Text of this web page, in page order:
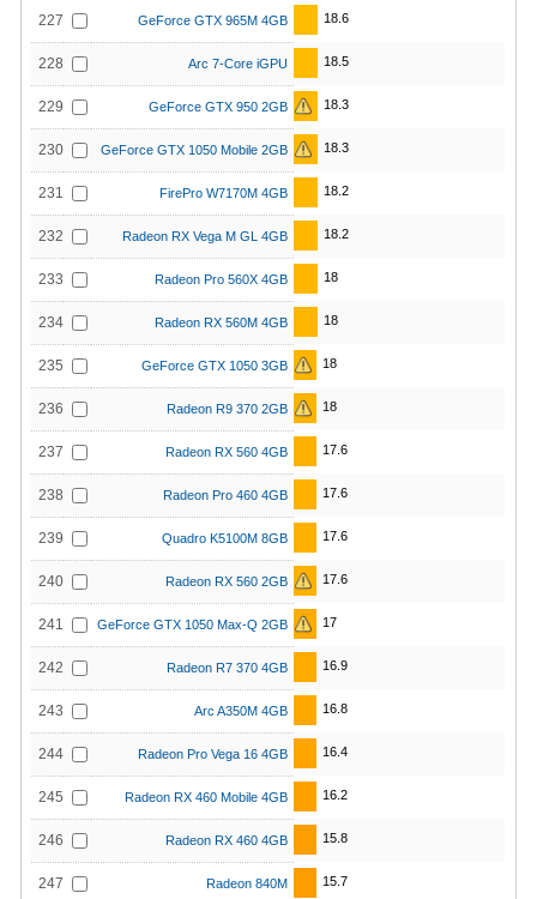
227 GeForce GTX 965M 4GB 18.6
228 Arc 7-Core iGPU 18.5
229 GeForce GTX 950 2GB 18.3
230 GeForce GTX 1050 Mobile 2GB 18.3
231 FirePro W7170M 4GB 18.2
232 Radeon RX Vega M GL 4GB 18.2
233 Radeon Pro 560X 4GB 18
234 Radeon RX 560M 4GB 18
235 GeForce GTX 1050 3GB 18
236 Radeon R9 370 2GB 18
237 Radeon RX 560 4GB 17.6
238 Radeon Pro 460 4GB 17.6
239 Quadro K5100M 8GB 17.6
240 Radeon RX 560 2GB 17.6
241 GeForce GTX 1050 Max-Q 2GB 17
242 Radeon R7 370 4GB 16.9
243 Arc A350M 4GB 16.8
244 Radeon Pro Vega 16 4GB 16.4
245 Radeon RX 460 Mobile 4GB 16.2
246 Radeon RX 460 4GB 15.8
247 Radeon 840M 15.7